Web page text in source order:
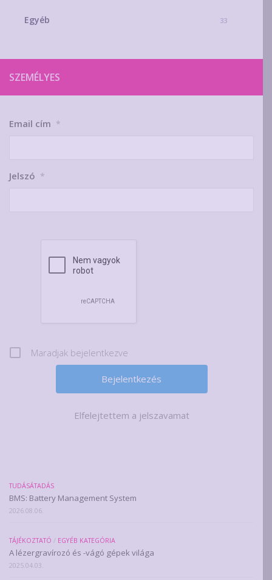
Egyéb 33
SZEMÉLYES
Email cím *
Jelszó *
Maradjak bejelentkezve
Elfelejtettem a jelszavamat
TUDÁSÁTADÁS
BMS: Battery Management System
2026.08.06.
TÁJÉKOZTATÓ / EGYÉB KATEGÓRIA
A lézergravírozó és -vágó gépek világa
2025.04.03.